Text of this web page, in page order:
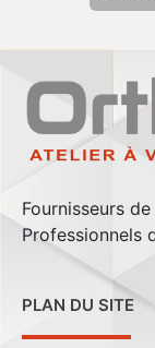
Fournisseurs
Professionnels
PLAN DU SITE